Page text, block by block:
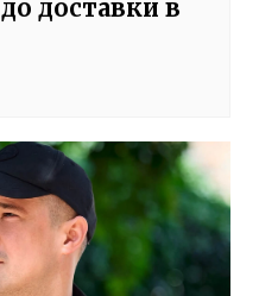
доставки в